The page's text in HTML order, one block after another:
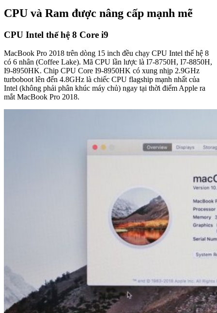
CPU và Ram được nâng cấp mạnh mẽ
CPU Intel thế hệ 8 Core i9
MacBook Pro 2018 trên dòng 15 inch đều chạy CPU Intel thế hệ 8
có 6 nhân (Coffee Lake). Mã CPU lần lược là I7-8750H, I7-8850H,
I9-8950HK. Chip CPU Core I9-8950HK có xung nhịp 2.9GHz
turboboot lên đến 4.8GHz là chiếc CPU flagship mạnh nhất của
Intel (không phải phân khúc máy chủ) ngay tại thời điểm Apple ra
mắt MacBook Pro 2018.